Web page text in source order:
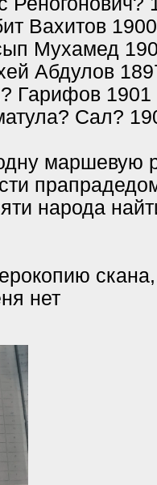
Вахитов 1900
Мухамед
Абдулов
Гарифов 1901
Сал?
маршевую
народа
скана,
нет